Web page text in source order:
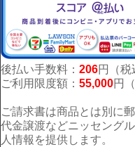
後払い手数料： 206円（税
ご利用限度額： 55,000円
ご請求書は商品とは別に
代金譲渡などニッセング
人情報を提供します。